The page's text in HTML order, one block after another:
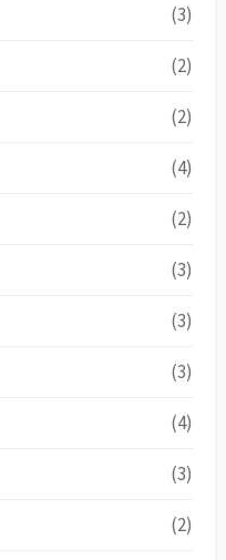
(3)
(2)
(2)
(4)
(2)
(3)
(3)
(3)
(4)
(3)
(2)